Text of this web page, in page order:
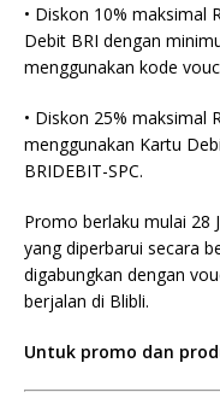
• Diskon 10% maksimal
Debit BRI dengan
menggunakan kode
• Diskon 25% maksimal
menggunakan Kartu
BRIDEBIT-SPC.
Promo berlaku mulai 28
yang diperbarui secara
digabungkan dengan
berjalan di Blibli.
Untuk promo dan